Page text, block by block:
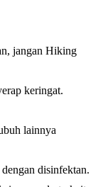
jangan Hiking
keringat.
lainnya
disinfektan.